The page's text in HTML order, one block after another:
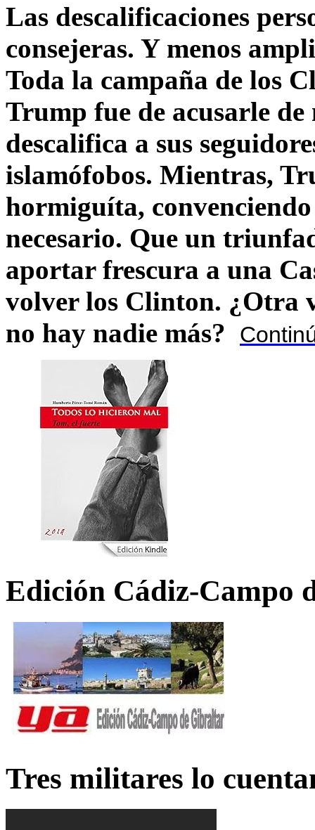
Las descalificaciones
consejeras. Y menos
Toda la campaña de los
Trump fue de acusarle
descalifica a sus
islamófobos. Mientras,
hormiguíta,
necesario. Que un
aportar frescura a una
volver los Clinton. ¿Otra
no hay nadie más?
Edición Cádiz-Campo
Tres militares lo